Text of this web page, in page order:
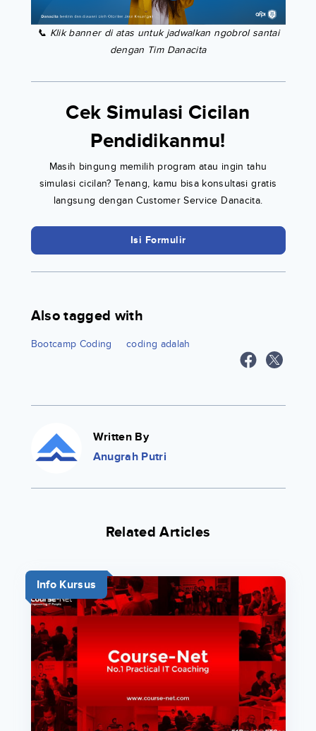
📞 Klik banner di atas untuk jadwalkan ngobrol santai
dengan Tim Danacita
Cek Simulasi Cicilan
Pendidikanmu!
Masih bingung memilih program atau ingin tahu
simulasi cicilan? Tenang, kamu bisa konsultasi gratis
langsung dengan Customer Service Danacita.
Isi Formulir
Also tagged with
Bootcamp Coding coding adalah
Written By
Anugrah Putri
Related Articles
Info Kursus